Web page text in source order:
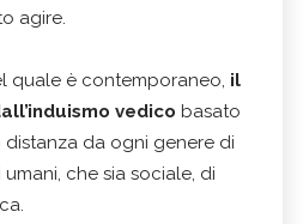
agire.
quale è contemporaneo, il
vedico basato
da ogni genere di
che sia sociale, di